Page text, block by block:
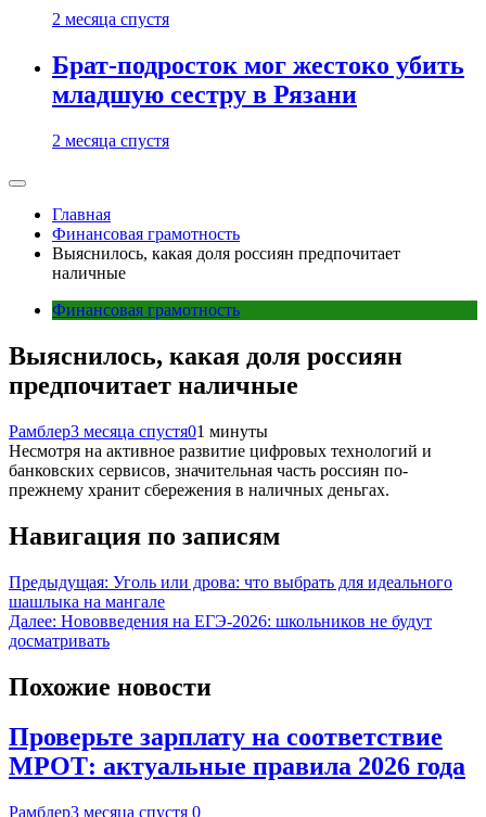
2 месяца спустя
Брат-подросток мог жестоко убить
младшую сестру в Рязани
2 месяца спустя
Главная
Финансовая грамотность
Выяснилось, какая доля россиян предпочитает
наличные
Финансовая грамотность
Выяснилось, какая доля россиян
предпочитает наличные
Рамблер3 месяца спустя01 минуты
Несмотря на активное развитие цифровых технологий и
банковских сервисов, значительная часть россиян по-
прежнему хранит сбережения в наличных деньгах.
Навигация по записям
Предыдущая: Уголь или дрова: что выбрать для идеального
шашлыка на мангале
Далее: Нововведения на ЕГЭ-2026: школьников не будут
досматривать
Похожие новости
Проверьте зарплату на соответствие
МРОТ: актуальные правила 2026 года
Рамблер3 месяца спустя 0